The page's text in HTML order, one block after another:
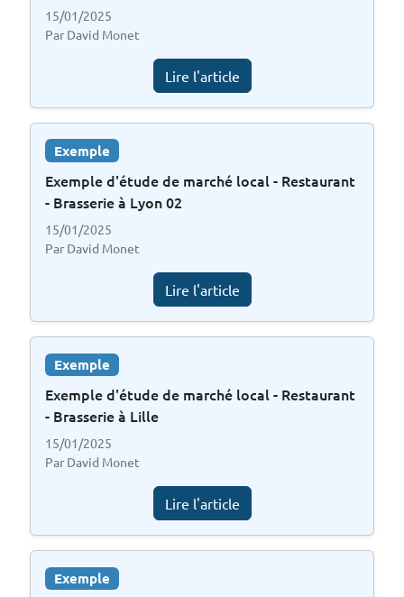
15/01/2025
Par David Monet
Lire l'article
Exemple
Exemple d'étude de marché local - Restaurant
- Brasserie à Lyon 02
15/01/2025
Par David Monet
Lire l'article
Exemple
Exemple d'étude de marché local - Restaurant
- Brasserie à Lille
15/01/2025
Par David Monet
Lire l'article
Exemple